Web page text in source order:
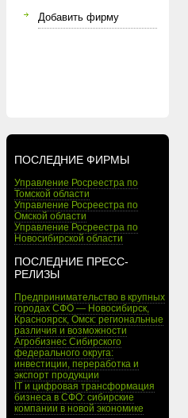
Добавить фирму
ПОСЛЕДНИЕ ФИРМЫ
Управление Росреестра по
Томской области
Управление Росреестра по
Омской области
Управление Росреестра по
Новосибирской области
ПОСЛЕДНИЕ ПРЕСС-
РЕЛИЗЫ
Предпринимательство в крупных
городах СФО — Новосибирск,
Красноярск, Омск: региональные
различия и возможности
Агробизнес Сибирского
федерального округа:
инвестиции, переработка и
экспорт продукции
IT и цифровая трансформация
бизнеса в СФО: сибирские
компании в новой экономике